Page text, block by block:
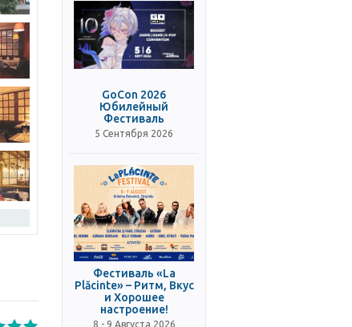
GoCon 2026
Юбилейный
Фестиваль
5 Сентября 2026
Фестиваль «La
Plăcinte» – Ритм, Вкус
и Хорошее
настроение!
8 - 9 Августа 2026